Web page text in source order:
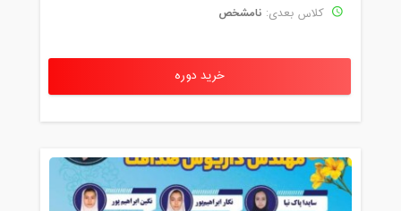
کلاس بعدی: نامشخص
خرید دوره